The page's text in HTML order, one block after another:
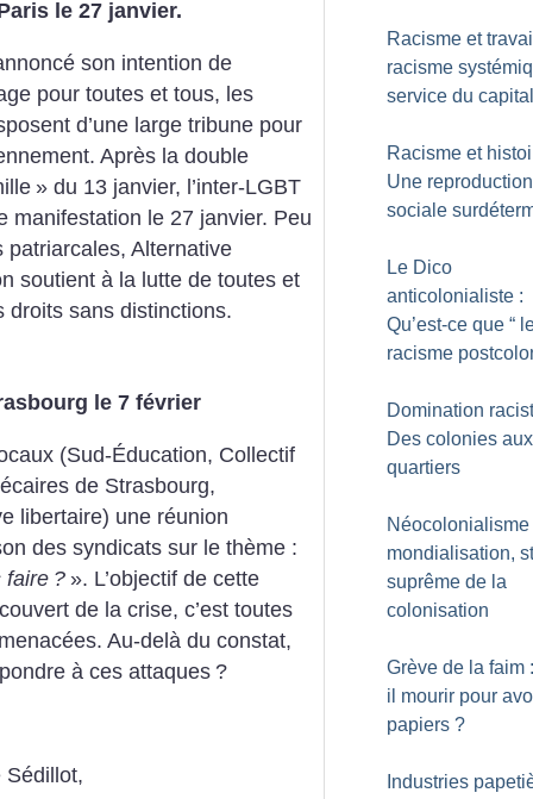
le 27 janvier.
son intention de
pour toutes et tous, les
d’une large tribune pour
Après la double
» du 13 janvier, l’inter-LGBT
manifestation le 27 janvier. Peu
Alternative
soutient à la lutte de toutes et
droits sans distinctions.
le 7 février
(Sud-Éducation, Collectif
de Strasbourg,
libertaire) une réunion
des syndicats sur le thème :
faire ? ». L’objectif de cette
de la crise, c’est toutes
Au-delà du constat,
à ces attaques ?
Sédillot,
Racisme et
racisme
service du capital
Racisme et
Une reproduction
sociale
Le Dico
anticolonialiste :
Qu’est-ce que “
racisme
Domination
Des colonies aux
quartiers
Néocolonialisme
mondialisation,
suprême de la
colonisation
Grève de la faim
il mourir pour
papiers ?
Industries